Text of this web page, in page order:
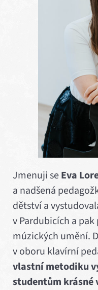
Jmenuji seEva
a nadšená
dětství a
v Pardubicích a
múzických umění.
v oboru klavírní
vlastní metodiku
studentům krásné